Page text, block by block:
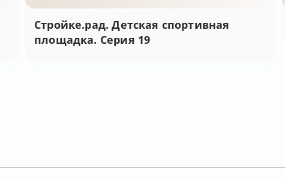
Стройке.рад. Детская спортивная
площадка. Серия 19